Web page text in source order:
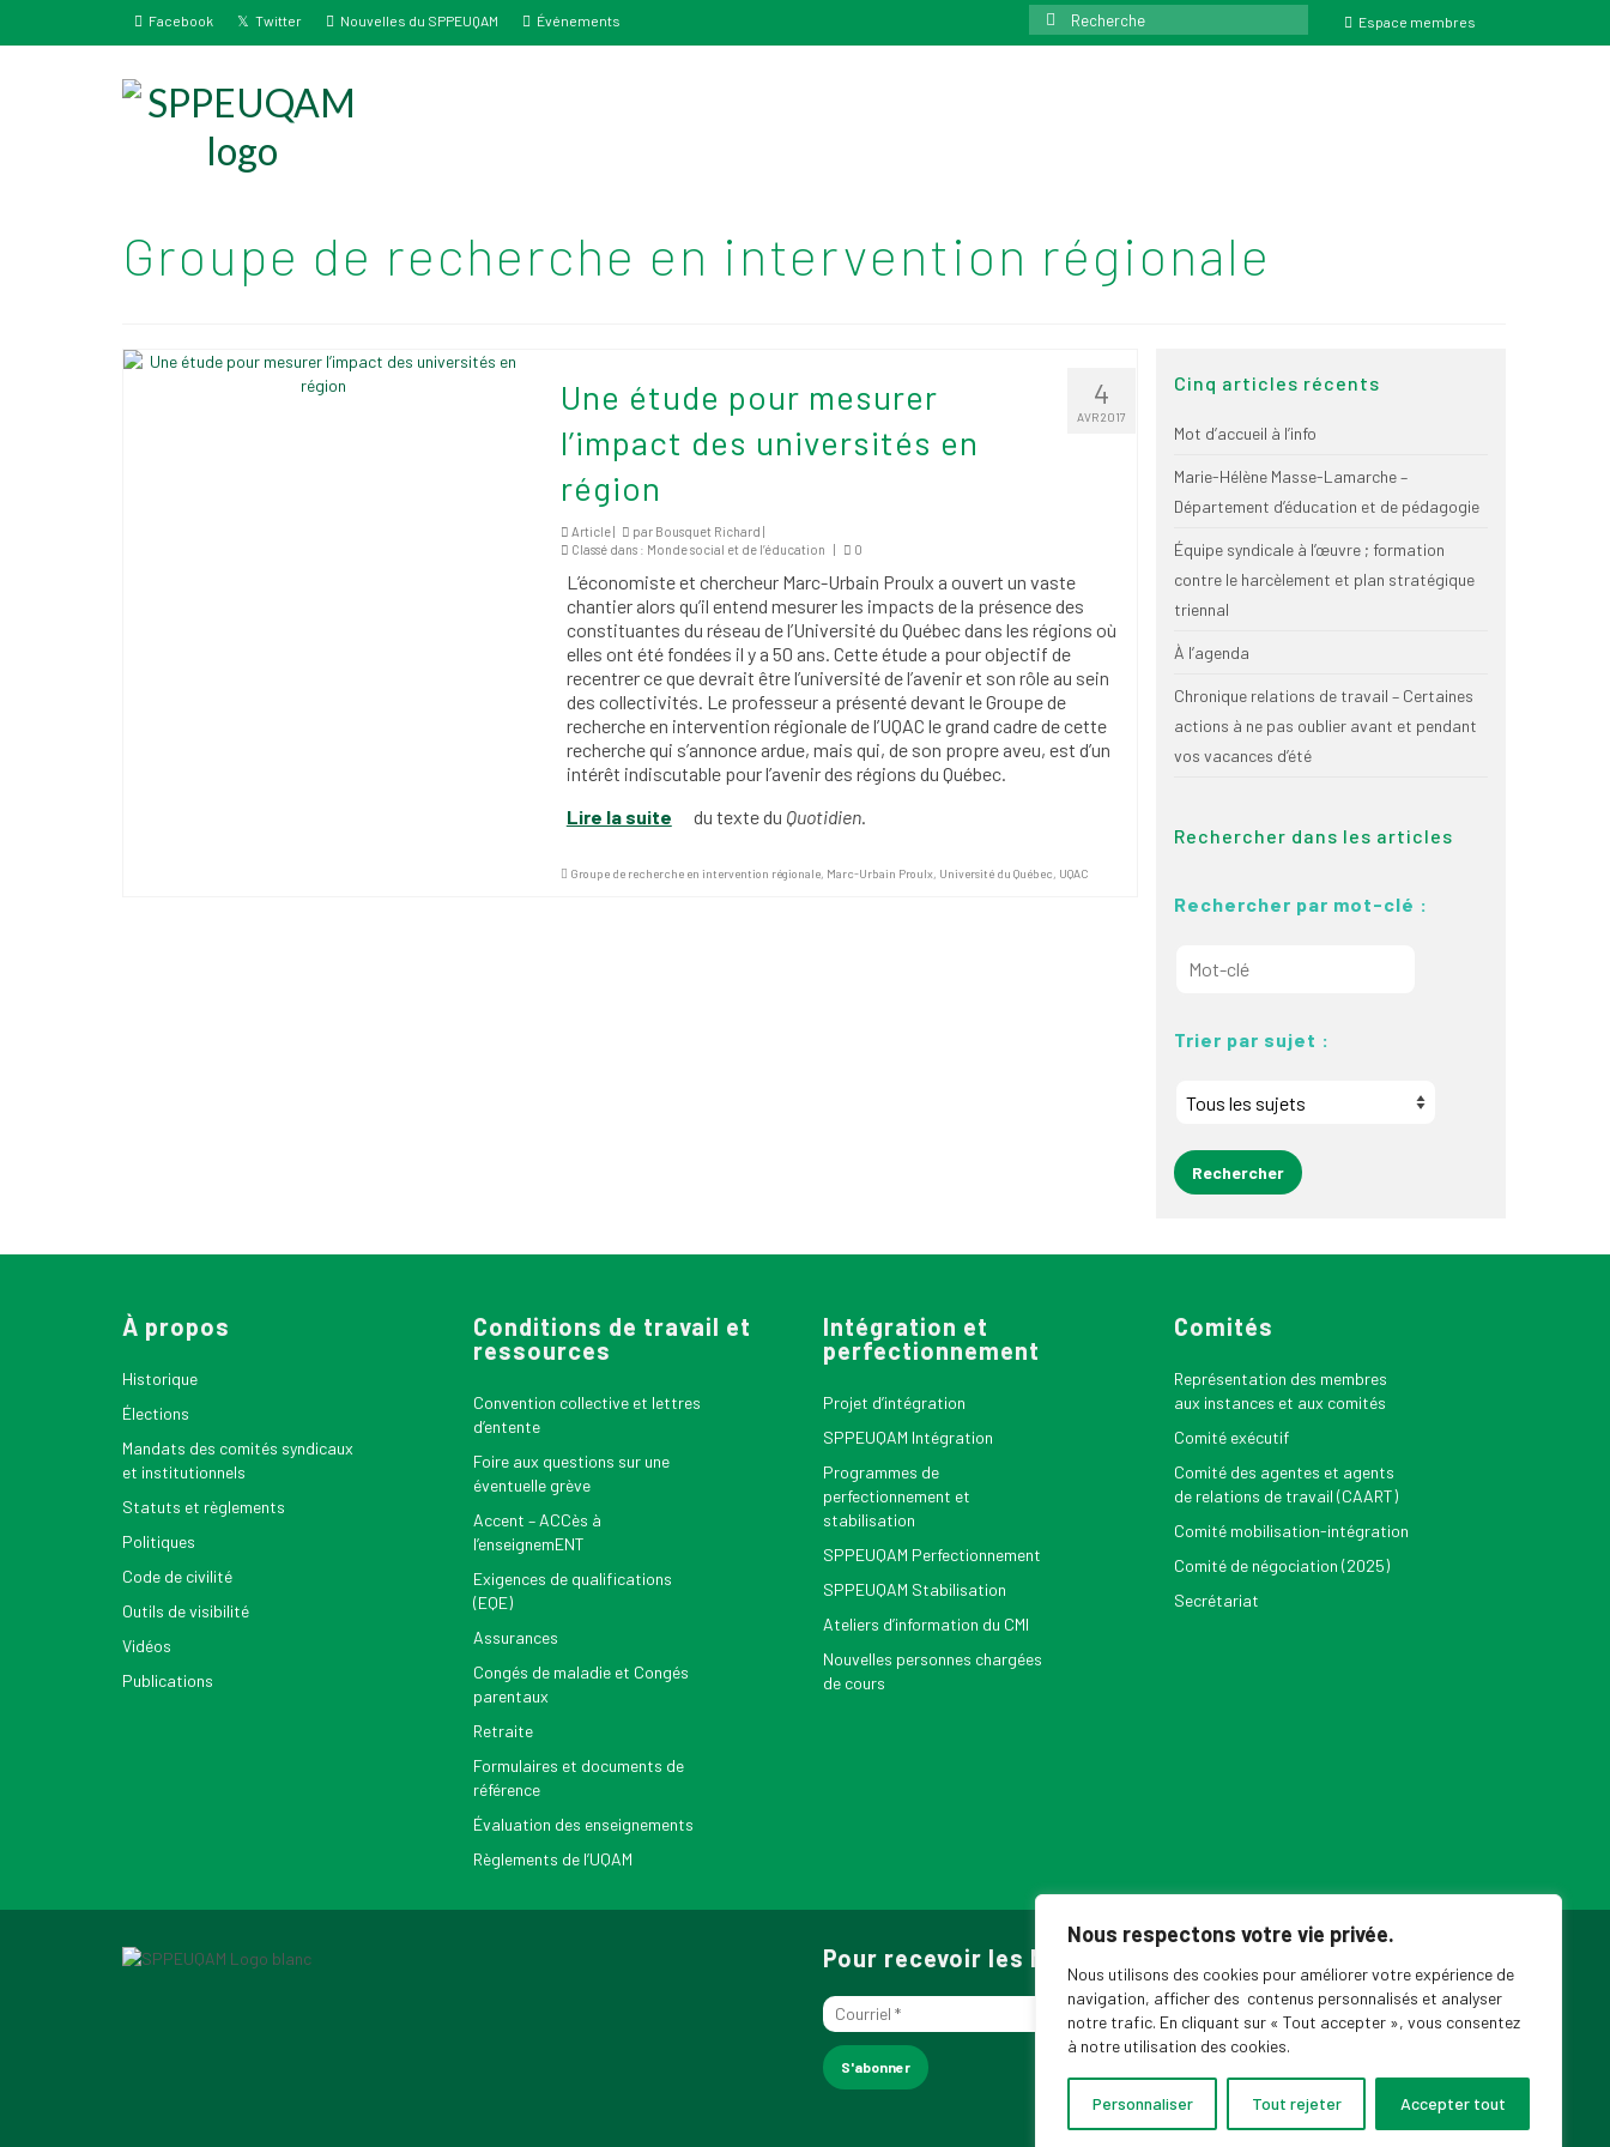
Nous respectons votre vie privée.
Nous utilisons des cookies pour améliorer votre expérience de
navigation, afficher des contenus personnalisés et analyser
notre trafic. En cliquant sur « Tout accepter », vous consentez
à notre utilisation des cookies.
Personnaliser Tout rejeter Accepter tout
Facebook Twitter Nouvelles du SPPEUQAM Événements
Rechercher
:
Espace membres
Groupe de recherche en intervention régionale
4
AVR 2017
Une étude pour mesurer
l’impact des universités en
région
Article | par Bousquet Richard |
Classé dans : Monde social et de l’éducation | 0
L’économiste et chercheur Marc-Urbain Proulx a ouvert un vaste
chantier alors qu’il entend mesurer les impacts de la présence des
constituantes du réseau de l’Université du Québec dans les régions où
elles ont été fondées il y a 50 ans. Cette étude a pour objectif de
recentrer ce que devrait être l’université de l’avenir et son rôle au sein
des collectivités. Le professeur a présenté devant le Groupe de
recherche en intervention régionale de l’UQAC le grand cadre de cette
recherche qui s’annonce ardue, mais qui, de son propre aveu, est d’un
intérêt indiscutable pour l’avenir des régions du Québec.
Lire la suite
du texte du Quotidien.
Groupe de recherche en intervention régionale, Marc-Urbain Proulx, Université du Québec, UQAC
Cinq articles récents
Mot d’accueil à l’info
Marie-Hélène Masse-Lamarche –
Département d’éducation et de pédagogie
Équipe syndicale à l’œuvre ; formation
contre le harcèlement et plan stratégique
triennal
À l’agenda
Chronique relations de travail – Certaines
actions à ne pas oublier avant et pendant
vos vacances d’été
Rechercher dans les articles
Rechercher par mot-clé :
Trier par sujet :
À propos
Historique
Élections
Mandats des comités syndicaux
et institutionnels
Statuts et règlements
Politiques
Code de civilité
Outils de visibilité
Vidéos
Publications
Conditions de travail et
ressources
Convention collective et lettres
d’entente
Foire aux questions sur une
éventuelle grève
Accent – ACCès à
l’enseignemENT
Exigences de qualifications
(EQE)
Assurances
Congés de maladie et Congés
parentaux
Retraite
Formulaires et documents de
référence
Évaluation des enseignements
Règlements de l’UQAM
Intégration et
perfectionnement
Projet d’intégration
SPPEUQAM Intégration
Programmes de
perfectionnement et
stabilisation
SPPEUQAM Perfectionnement
SPPEUQAM Stabilisation
Ateliers d’information du CMI
Nouvelles personnes chargées
de cours
Comités
Représentation des membres
aux instances et aux comités
Comité exécutif
Comité des agentes et agents
de relations de travail (CAART)
Comité mobilisation-intégration
Comité de négociation (2025)
Secrétariat
Pour recevoir les Nouvelles du SPPEUQAM